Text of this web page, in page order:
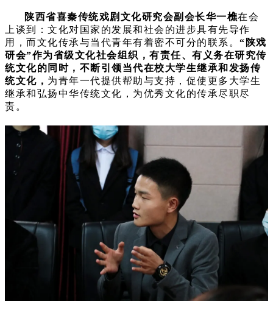
陕西省喜秦传统戏剧文化研究会副会长华一樵在会
上谈到：文化对国家的发展和社会的进步具有先导作
用，而文化传承与当代青年有着密不可分的联系。 “陕戏
研会”作为省级文化社会组织，有责任、有义务在研究传
统文化的同时，不断引领当代在校大学生继承和发扬传
统文化， 为青年一代提供帮助与支持，促使更多大学生
继承和弘扬中华传统文化，为优秀文化的传承尽职尽
责。